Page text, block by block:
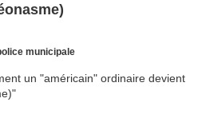
municipale